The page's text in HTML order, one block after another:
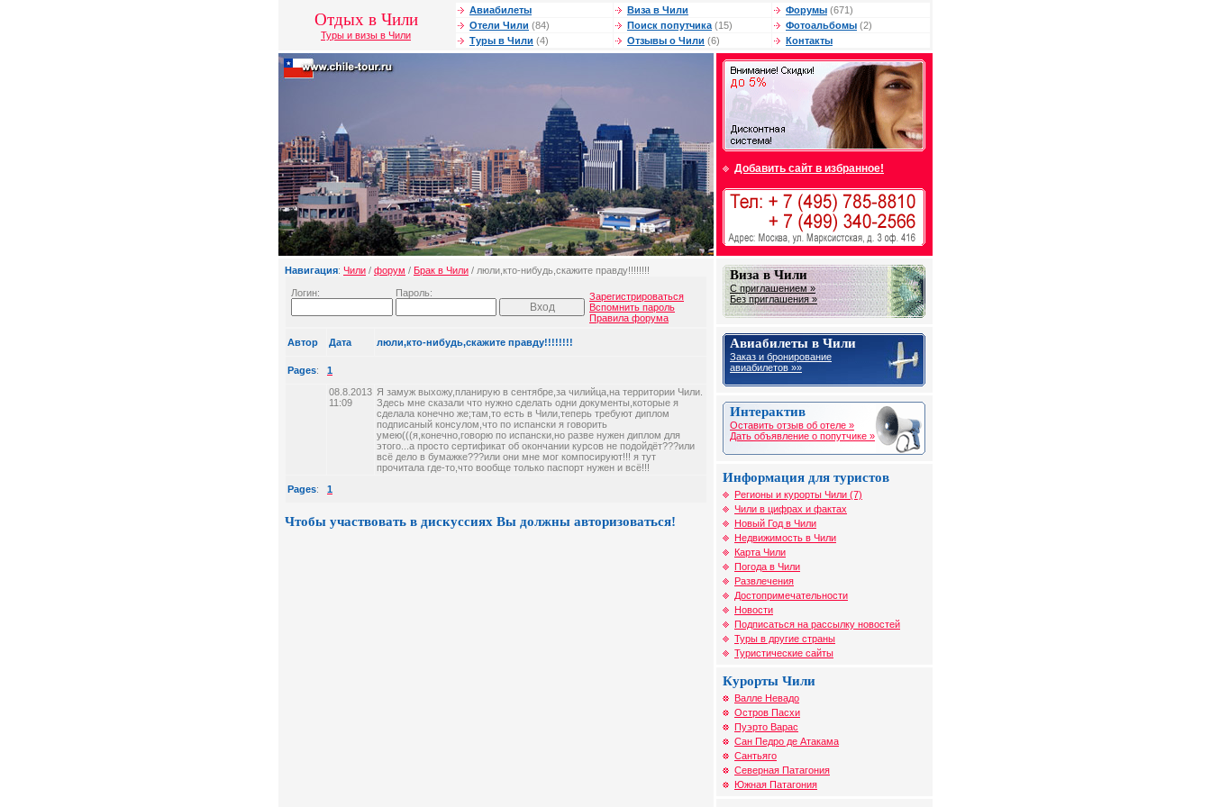
Отдых в Чили
Туры и визы в Чили
Авиабилеты Виза в Чили Форумы (671)
Отели Чили (84) Поиск попутчика (15) Фотоальбомы (2)
Туры в Чили (4) Отзывы о Чили (6) Контакты
Добавить сайт в избранное!
Навигация: Чили / форум / Брак в Чили / люли,кто-нибудь,скажите правду!!!!!!!!
Логин: Пароль:
Зарегистрироваться
Вспомнить пароль
Правила форума
Автор Дата люли,кто-нибудь,скажите правду!!!!!!!!
Pages: 1
08.8.2013
11:09
Я замуж выхожу,планирую в сентябре,за чилийца,на территории Чили.
Здесь мне сказали что нужно сделать одни документы,которые я
сделала конечно же;там,то есть в Чили,теперь требуют диплом
подписаный консулом,что по испански я говорить
умею(((я,конечно,говорю по испански,но разве нужен диплом для
этого...а просто сертификат об окончании курсов не подойдёт???или
всё дело в бумажке???или они мне мог компосируют!!! я тут
прочитала где-то,что вообще только паспорт нужен и всё!!!
Pages: 1
Чтобы участвовать в дискуссиях Вы должны авторизоваться!
Виза в Чили
С приглашением »
Без приглашения »
Авиабилеты в Чили
Заказ и бронирование
авиабилетов »»
Интерактив
Оставить отзыв об отеле »
Дать объявление о попутчике »
Информация для туристов
Регионы и курорты Чили (7)
Чили в цифрах и фактах
Новый Год в Чили
Недвижимость в Чили
Карта Чили
Погода в Чили
Развлечения
Достопримечательности
Новости
Подписаться на рассылку новостей
Туры в другие страны
Туристические сайты
Курорты Чили
Валле Невадо
Остров Пасхи
Пуэрто Варас
Сан Педро де Атакама
Сантьяго
Северная Патагония
Южная Патагония